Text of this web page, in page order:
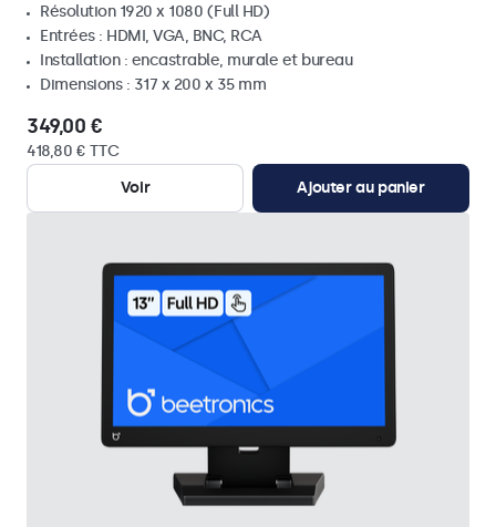
Résolution 1920 x 1080 (Full HD)
Entrées : HDMI, VGA, BNC, RCA
Installation : encastrable, murale et bureau
Dimensions : 317 x 200 x 35 mm
349,00 €
418,80 € TTC
Voir
Ajouter au panier